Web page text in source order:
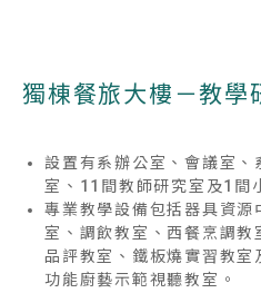
獨棟餐旅大樓－教學
設置有系辦公室、會議室、
室、11間教師研究室及1間
專業教學設備包括器具資源
室、調飲教室、西餐烹調教
品評教室、鐵板燒實習教
功能廚藝示範視聽教室。